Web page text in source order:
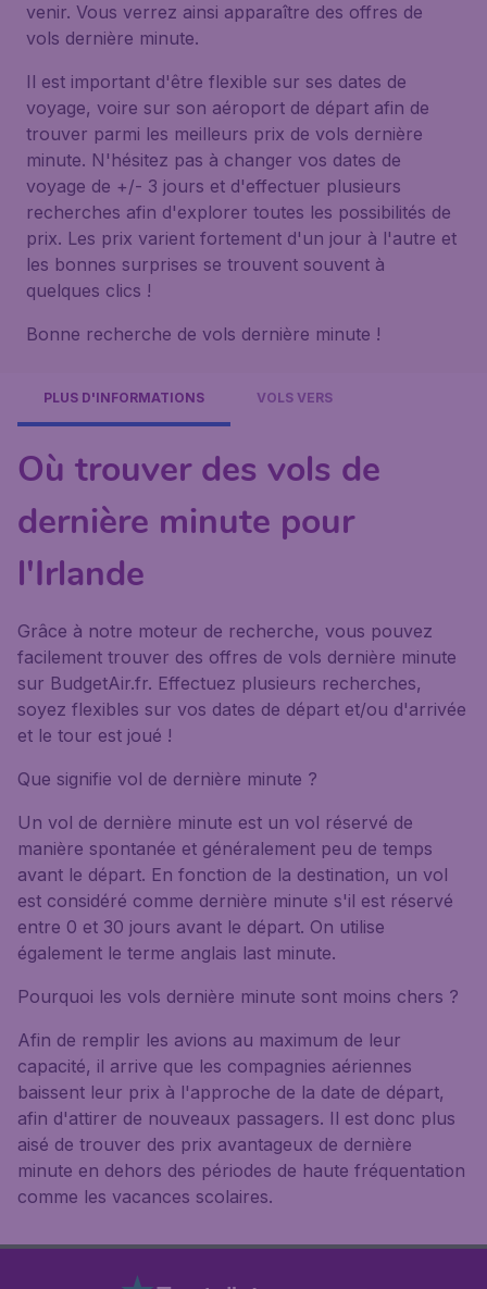
venir. Vous verrez ainsi apparaître des offres de
vols dernière minute.
Il est important d'être flexible sur ses dates de
voyage, voire sur son aéroport de départ afin de
trouver parmi les meilleurs prix de vols dernière
minute. N'hésitez pas à changer vos dates de
voyage de +/- 3 jours et d'effectuer plusieurs
recherches afin d'explorer toutes les possibilités de
prix. Les prix varient fortement d'un jour à l'autre et
les bonnes surprises se trouvent souvent à
quelques clics !
Bonne recherche de vols dernière minute !
PLUS D'INFORMATIONS VOLS VERS
Où trouver des vols de
dernière minute pour
l'Irlande
Grâce à notre moteur de recherche, vous pouvez
facilement trouver des offres de vols dernière minute
sur BudgetAir.fr. Effectuez plusieurs recherches,
soyez flexibles sur vos dates de départ et/ou d'arrivée
et le tour est joué !
Que signifie vol de dernière minute ?
Un vol de dernière minute est un vol réservé de
manière spontanée et généralement peu de temps
avant le départ. En fonction de la destination, un vol
est considéré comme dernière minute s'il est réservé
entre 0 et 30 jours avant le départ. On utilise
également le terme anglais last minute.
Pourquoi les vols dernière minute sont moins chers ?
Afin de remplir les avions au maximum de leur
capacité, il arrive que les compagnies aériennes
baissent leur prix à l'approche de la date de départ,
afin d'attirer de nouveaux passagers. Il est donc plus
aisé de trouver des prix avantageux de dernière
minute en dehors des périodes de haute fréquentation
comme les vacances scolaires.